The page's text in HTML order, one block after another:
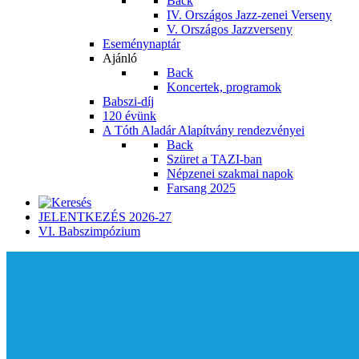
IV. Országos Jazz-zenei Verseny
V. Országos Jazzverseny
Eseménynaptár
Ajánló
Back
Koncertek, programok
Babszi-díj
120 évünk
A Tóth Aladár Alapítvány rendezvényei
Back
Szüret a TAZI-ban
Népzenei szakmai napok
Farsang 2025
JELENTKEZÉS 2026-27
VI. Babszimpózium